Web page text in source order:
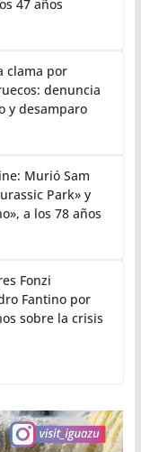
47 años
clama por
denuncia
y desamparo
Murió Sam
Park» y
a los 78 años
Fonzi
Fantino por
sobre la crisis